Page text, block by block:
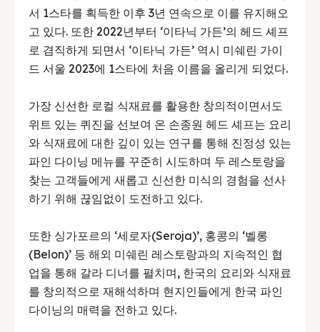
서 1스타를 획득한 이후 3년 연속으로 이를 유지해오
고 있다. 또한 2022년부터 ‘이타닉 가든’의 헤드 셰프
로 겸직하게 되면서 ‘이타닉 가든’ 역시 미쉐린 가이
드 서울 2023에 1스타에 처음 이름을 올리게 되었다.
가장 신선한 로컬 식재료를 활용한 창의적이면서도
위트 있는 퀴진을 선보여 온 손종원 헤드 셰프는 요리
와 식재료에 대한 깊이 있는 연구를 통해 진정성 있는
파인 다이닝 메뉴를 꾸준히 시도하며 두 레스토랑을
찾는 고객들에게 새롭고 신선한 미식의 경험을 선사
하기 위해 끊임없이 도전하고 있다.
또한 싱가포르의 ‘세로자(Seroja)’, 홍콩의 ‘벨롱
(Belon)’ 등 해외 미쉐린 레스토랑과의 지속적인 협
업을 통해 갈라 디너를 펼치며, 한국의 요리와 식재료
를 창의적으로 재해석하며 현지인들에게 한국 파인
다이닝의 매력을 전하고 있다.